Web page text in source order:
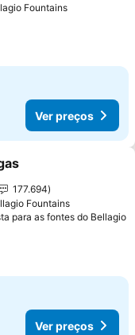
Fountains
Ver preços
aos favoritos
177.694
Fountains
para as fontes do Bellagio
Ver preços